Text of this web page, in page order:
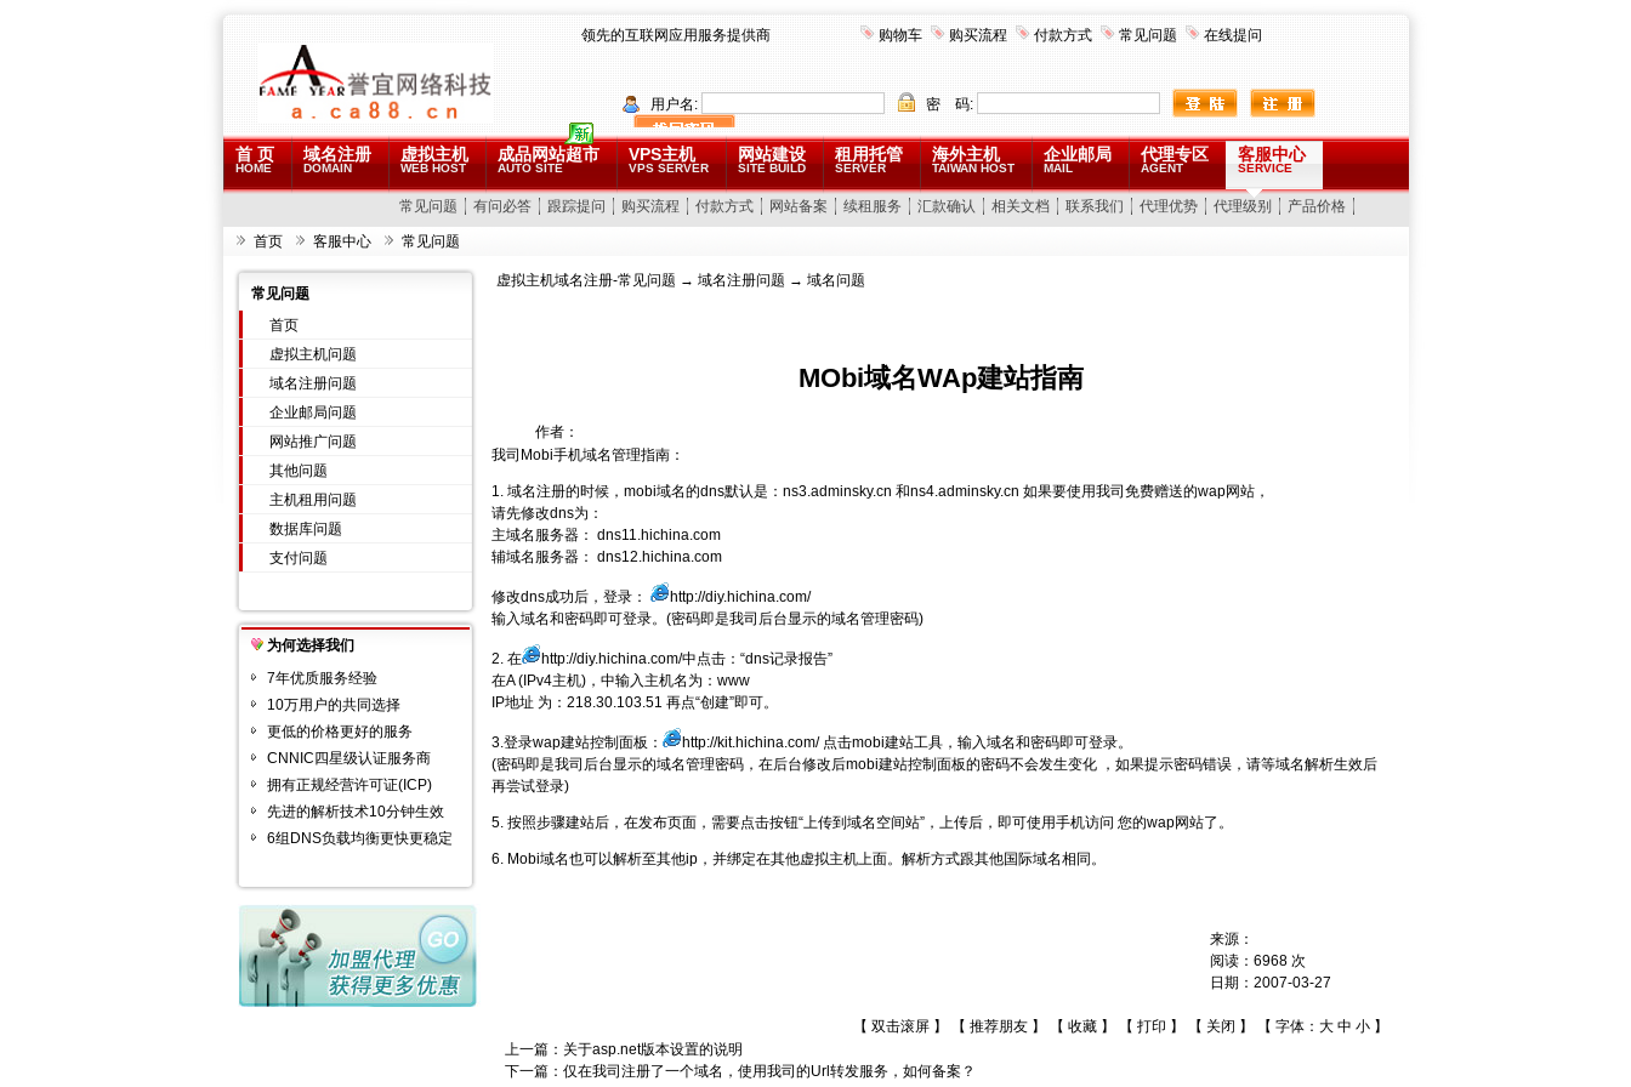
领先的互联网应用服务提供商 购物车 购买流程 付款方式 常见问题 在线提问
用户名: 密 码:
首 页
HOME
域名注册
DOMAIN
虚拟主机
WEB HOST
成品网站超市
AUTO SITE
VPS主机
VPS SERVER
网站建设
SITE BUILD
租用托管
SERVER
海外主机
TAIWAN HOST
企业邮局
MAIL
代理专区
AGENT
客服中心
SERVICE
常见问题 有问必答 跟踪提问 购买流程 付款方式 网站备案 续租服务 汇款确认 相关文档 联系我们 代理优势 代理级别 产品价格
首页 客服中心 常见问题
常见问题
首页
虚拟主机问题
域名注册问题
企业邮局问题
网站推广问题
其他问题
主机租用问题
数据库问题
支付问题
为何选择我们
7年优质服务经验
10万用户的共同选择
更低的价格更好的服务
CNNIC四星级认证服务商
拥有正规经营许可证(ICP)
先进的解析技术10分钟生效
6组DNS负载均衡更快更稳定
虚拟主机域名注册-常见问题 → 域名注册问题 → 域名问题
MObi域名WAp建站指南
作者：
我司Mobi手机域名管理指南：
1. 域名注册的时候，mobi域名的dns默认是：ns3.adminsky.cn 和ns4.adminsky.cn 如果要使用我司免费赠送的wap网站，
请先修改dns为：
主域名服务器： dns11.hichina.com
辅域名服务器： dns12.hichina.com
修改dns成功后，登录：
http://diy.hichina.com/
输入域名和密码即可登录。(密码即是我司后台显示的域名管理密码)
2. 在 http://diy.hichina.com/中点击：“dns记录报告”
在A (IPv4主机)，中输入主机名为：www
IP地址 为：218.30.103.51 再点“创建”即可。
3.登录wap建站控制面板： http://kit.hichina.com/点击mobi建站工具，输入域名和密码即可登录。
(密码即是我司后台显示的域名管理密码，在后台修改后mobi建站控制面板的密码不会发生变化 ，如果提示密码错误，请等域名解析生效后
再尝试登录)
5. 按照步骤建站后，在发布页面，需要点击按钮“上传到域名空间站”，上传后，即可使用手机访问 您的wap网站了。
6. Mobi域名也可以解析至其他ip，并绑定在其他虚拟主机上面。解析方式跟其他国际域名相同。
来源：
阅读： 6968 次
日期： 2007-03-27
【 双击滚屏 】 【 推荐朋友 】 【 收藏 】 【 打印 】 【 关闭 】 【 字体： 大 中 小 】
上一篇： 关于asp.net版本设置的说明
下一篇： 仅在我司注册了一个域名，使用我司的Url转发服务，如何备案？